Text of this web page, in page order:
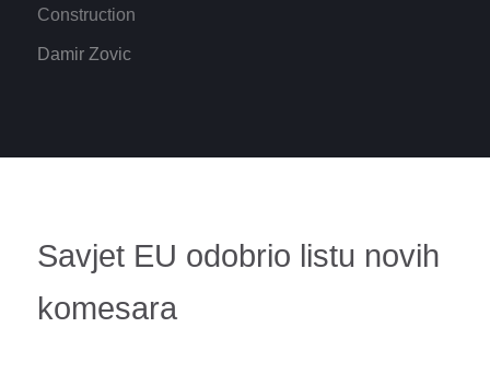
Construction
Damir Zovic
Savjet EU odobrio listu novih
komesara